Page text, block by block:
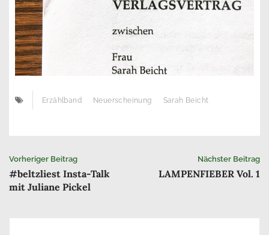
Erzählband Neuerscheinung Sarah Beicht
Beitrags-
Navigation
Vorheriger Beitrag
#beltzliest Insta-Talk
mit Juliane Pickel
Nächster Beitrag
LAMPENFIEBER Vol. 1